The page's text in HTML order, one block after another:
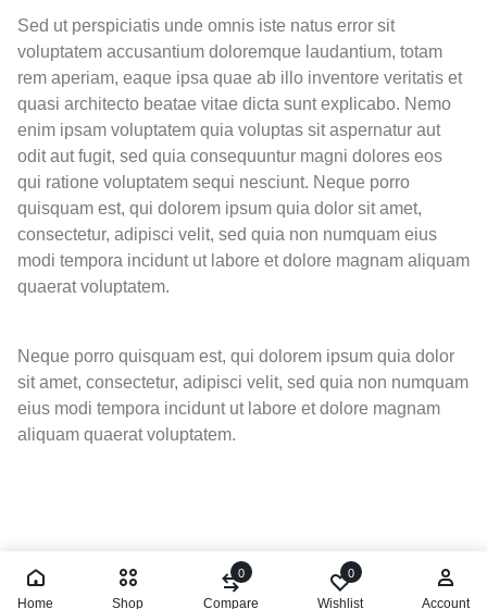
Sed ut perspiciatis unde omnis iste natus error sit
voluptatem accusantium doloremque laudantium, totam
rem aperiam, eaque ipsa quae ab illo inventore veritatis et
quasi architecto beatae vitae dicta sunt explicabo. Nemo
enim ipsam voluptatem quia voluptas sit aspernatur aut
odit aut fugit, sed quia consequuntur magni dolores eos
qui ratione voluptatem sequi nesciunt. Neque porro
quisquam est, qui dolorem ipsum quia dolor sit amet,
consectetur, adipisci velit, sed quia non numquam eius
modi tempora incidunt ut labore et dolore magnam aliquam
quaerat voluptatem.
Neque porro quisquam est, qui dolorem ipsum quia dolor
sit amet, consectetur, adipisci velit, sed quia non numquam
eius modi tempora incidunt ut labore et dolore magnam
aliquam quaerat voluptatem.
Home Shop
0
Compare
0
Wishlist Account